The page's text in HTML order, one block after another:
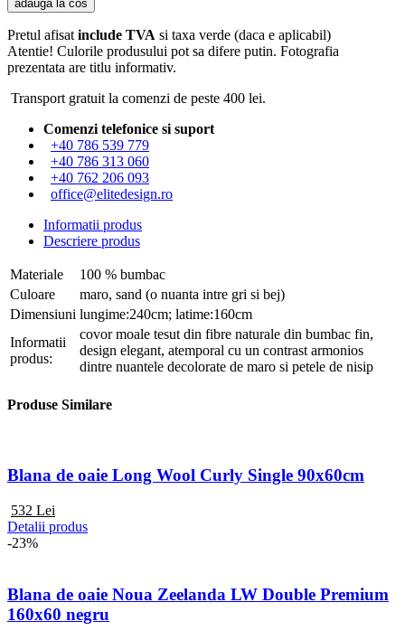
adauga la cos
Pretul afisat include TVA si taxa verde (daca e aplicabil)
Atentie! Culorile produsului pot sa difere putin. Fotografia
prezentata are titlu informativ.
Transport gratuit la comenzi de peste 400 lei.
Comenzi telefonice si suport
+40 786 539 779
+40 786 313 060
+40 762 206 093
office@elitedesign.ro
Informatii produs
Descriere produs
Materiale
100 % bumbac
Culoare
maro, sand (o nuanta intre gri si bej)
Dimensiuni lungime:240cm; latime:160cm
Informatii
produs:
covor moale tesut din fibre naturale din bumbac fin,
design elegant, atemporal cu un contrast armonios
dintre nuantele decolorate de maro si petele de nisip
Produse Similare
Blana de oaie Long Wool Curly Single 90x60cm
532 Lei
Detalii produs
-23%
Blana de oaie Noua Zeelanda LW Double Premium
160x60 negru